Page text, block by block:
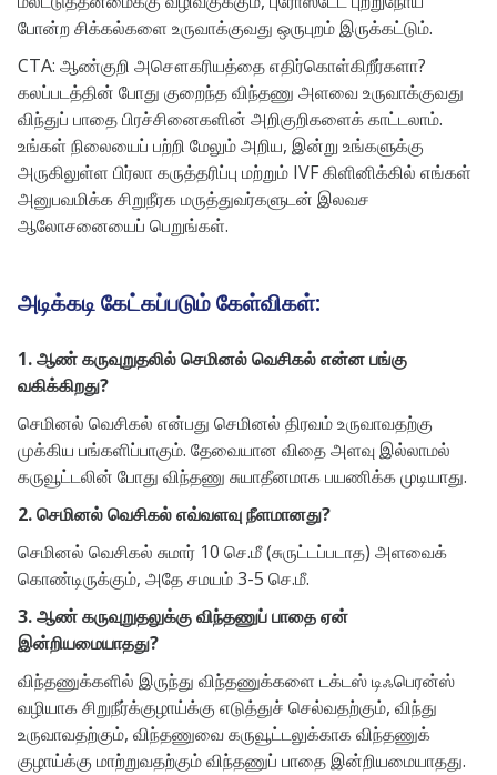
போன்ற சிக்கல்களை உருவாக்குவது ஒருபுறம் இருக்கட்டும்.
CTA: ஆண்குறி அசௌகரியத்தை எதிர்கொள்கிறீர்களா?
கலப்படத்தின் போது குறைந்த விந்தணு அளவை உருவாக்குவது
விந்துப் பாதை பிரச்சினைகளின் அறிகுறிகளைக் காட்டலாம்.
உங்கள் நிலையைப் பற்றி மேலும் அறிய, இன்று உங்களுக்கு
அருகிலுள்ள பிர்லா கருத்தரிப்பு மற்றும் IVF கிளினிக்கில் எங்கள்
அனுபவமிக்க சிறுநீரக மருத்துவர்களுடன் இலவச
ஆலோசனையைப் பெறுங்கள்.
அடிக்கடி கேட்கப்படும் கேள்விகள்:
1. ஆண் கருவுறுதலில் செமினல் வெசிகல் என்ன பங்கு
வகிக்கிறது?
செமினல் வெசிகல் என்பது செமினல் திரவம் உருவாவதற்கு
முக்கிய பங்களிப்பாகும். தேவையான விதை அளவு இல்லாமல்
கருவூட்டலின் போது விந்தணு சுயாதீனமாக பயணிக்க முடியாது.
2. செமினல் வெசிகல் எவ்வளவு நீளமானது?
செமினல் வெசிகல் சுமார் 10 செ.மீ (சுருட்டப்படாத) அளவைக்
கொண்டிருக்கும், அதே சமயம் 3-5 செ.மீ.
3. ஆண் கருவுறுதலுக்கு விந்தணுப் பாதை ஏன்
இன்றியமையாதது?
விந்தணுக்களில் இருந்து விந்தணுக்களை டக்டஸ் டிஃபெரன்ஸ்
வழியாக சிறுநீர்க்குழாய்க்கு எடுத்துச் செல்வதற்கும், விந்து
உருவாவதற்கும், விந்தணுவை கருவூட்டலுக்காக விந்தணுக்
குழாய்க்கு மாற்றுவதற்கும் விந்தணுப் பாதை இன்றியமையாதது.